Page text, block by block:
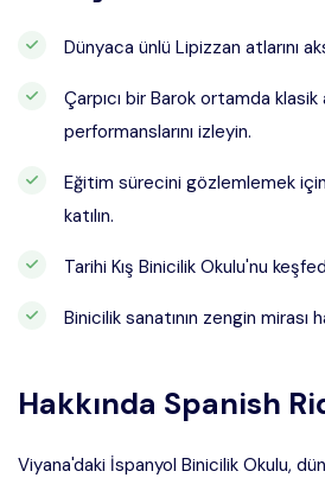
Dünyaca ünlü Lipizzan atlarını
Çarpıcı bir Barok ortamda
performanslarını izleyin.
Eğitim sürecini gözlemlemek
katılın.
Tarihi Kış Binicilik Okulu'nu
Binicilik sanatının zengin mirası
Hakkında Spanish
Viyana'daki İspanyol Binicilik Okulu,